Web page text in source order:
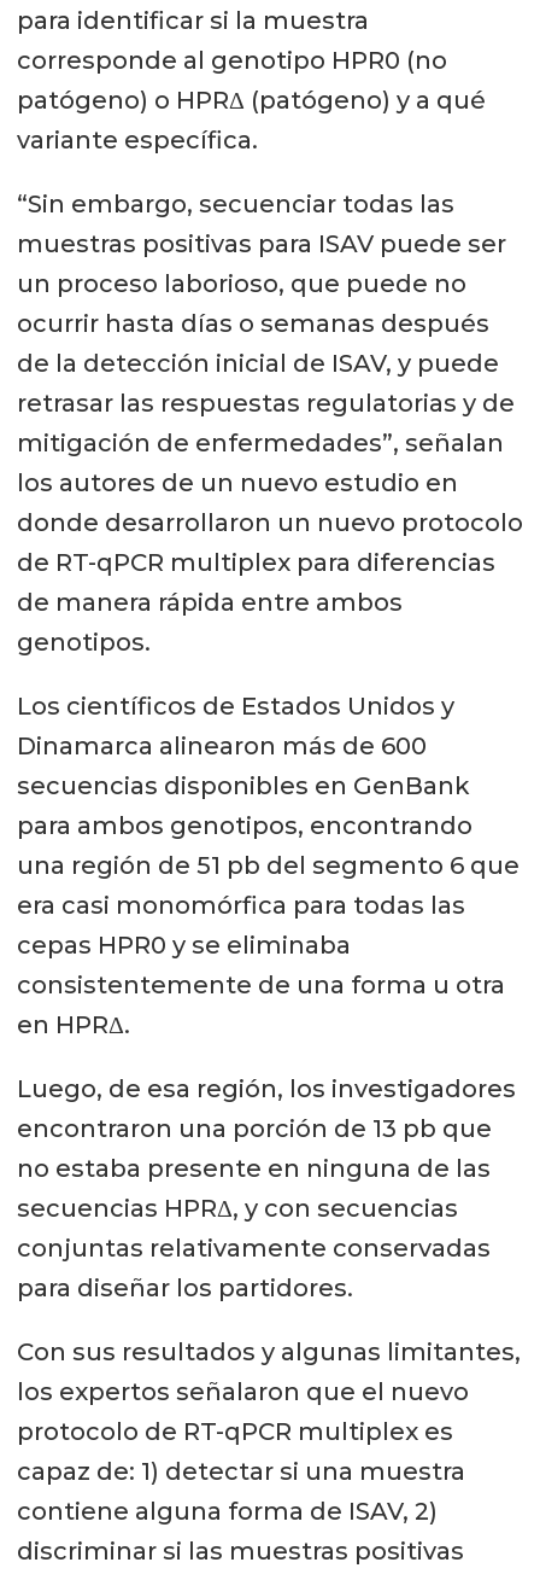
para identificar si la muestra
corresponde al genotipo HPR0 (no
patógeno) o HPRΔ (patógeno) y a qué
variante específica.
“Sin embargo, secuenciar todas las
muestras positivas para ISAV puede ser
un proceso laborioso, que puede no
ocurrir hasta días o semanas después
de la detección inicial de ISAV, y puede
retrasar las respuestas regulatorias y de
mitigación de enfermedades”, señalan
los autores de un nuevo estudio en
donde desarrollaron un nuevo protocolo
de RT-qPCR multiplex para diferencias
de manera rápida entre ambos
genotipos.
Los científicos de Estados Unidos y
Dinamarca alinearon más de 600
secuencias disponibles en GenBank
para ambos genotipos, encontrando
una región de 51 pb del segmento 6 que
era casi monomórfica para todas las
cepas HPR0 y se eliminaba
consistentemente de una forma u otra
en HPRΔ.
Luego, de esa región, los investigadores
encontraron una porción de 13 pb que
no estaba presente en ninguna de las
secuencias HPRΔ, y con secuencias
conjuntas relativamente conservadas
para diseñar los partidores.
Con sus resultados y algunas limitantes,
los expertos señalaron que el nuevo
protocolo de RT-qPCR multiplex es
capaz de: 1) detectar si una muestra
contiene alguna forma de ISAV, 2)
discriminar si las muestras positivas